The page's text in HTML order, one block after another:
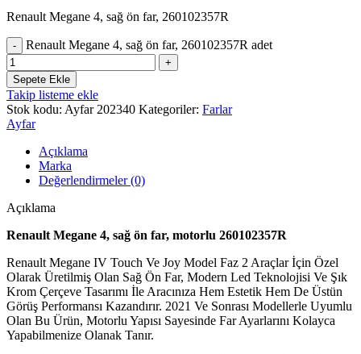
Renault Megane 4, sağ ön far, 260102357R
Renault Megane 4, sağ ön far, 260102357R adet
Sepete Ekle
Takip listeme ekle
Stok kodu: Ayfar 202340 Kategoriler: Farlar
Ayfar
Açıklama
Marka
Değerlendirmeler (0)
Açıklama
Renault Megane 4, sağ ön far, motorlu 260102357R
Renault Megane IV Touch Ve Joy Model Faz 2 Araçlar İçin Özel
Olarak Üretilmiş Olan Sağ Ön Far, Modern Led Teknolojisi Ve Şık
Krom Çerçeve Tasarımı İle Aracınıza Hem Estetik Hem De Üstün
Görüş Performansı Kazandırır. 2021 Ve Sonrası Modellerle Uyumlu
Olan Bu Ürün, Motorlu Yapısı Sayesinde Far Ayarlarını Kolayca
Yapabilmenize Olanak Tanır.